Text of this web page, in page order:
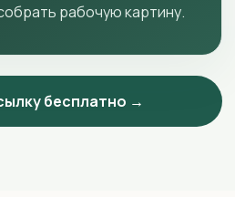
рабочую картину.
бесплатно →